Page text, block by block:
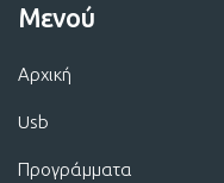
Μενού
Αρχική
Usb
Προγράμματα